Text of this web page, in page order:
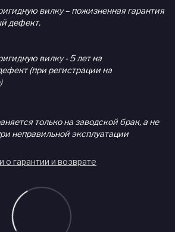
вилку – пожизненная гарантия
дефект.
вилку - 5 лет на
(при регистрации на
только на заводской брак, а не
неправильной эксплуатации
гарантии и возврате